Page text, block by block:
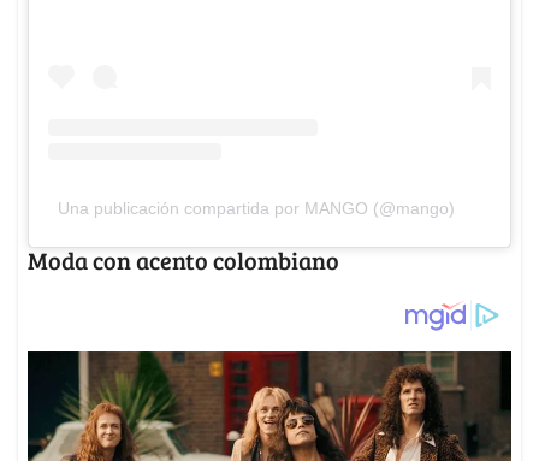
Una publicación compartida por MANGO (@mango)
Moda con acento colombiano